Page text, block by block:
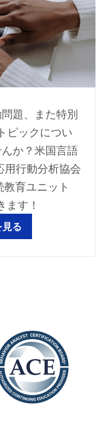
題、また特別
ピックについ
か？米国言語
用行動分析協会
教育ユニット
ます！
る